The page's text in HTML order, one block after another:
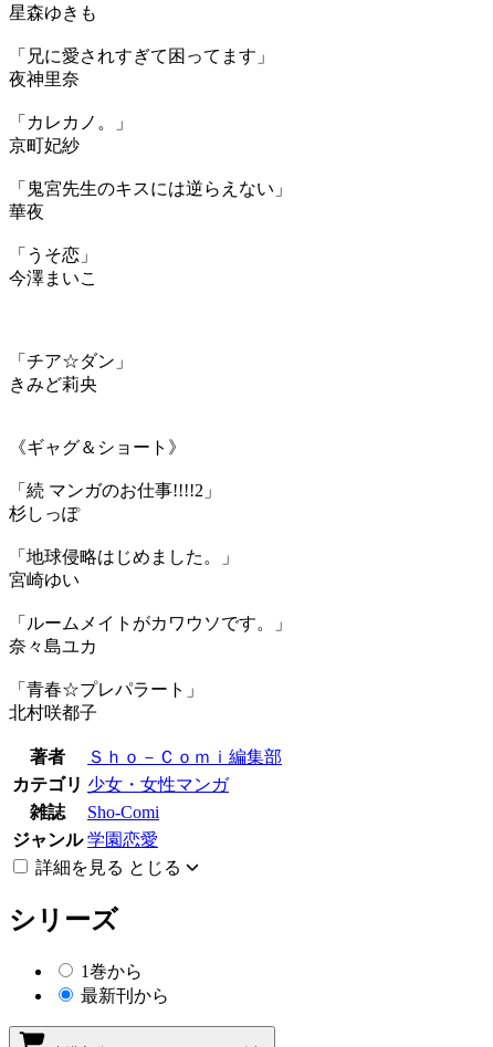
星森ゆきも
「兄に愛されすぎて困ってます」
夜神里奈
「カレカノ。」
京町妃紗
「鬼宮先生のキスには逆らえない」
華夜
「うそ恋」
今澤まいこ
「チア☆ダン」
きみど莉央
《ギャグ＆ショート》
「続 マンガのお仕事!!!!2」
杉しっぽ
「地球侵略はじめました。」
宮崎ゆい
「ルームメイトがカワウソです。」
奈々島ユカ
「青春☆プレパラート」
北村咲都子
著者
Ｓｈｏ－Ｃｏｍｉ編集部
カテゴリ 少女・女性マンガ
雑誌
Sho-Comi
ジャンル 学園恋愛
詳細を見る とじる
シリーズ
1巻から
最新刊から